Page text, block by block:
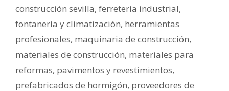
construcción sevilla, ferretería industrial,
fontanería y climatización, herramientas
profesionales, maquinaria de construcción,
materiales de construcción, materiales para
reformas, pavimentos y revestimientos,
prefabricados de hormigón, proveedores de